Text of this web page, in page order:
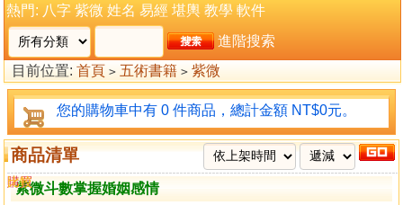
熱門: 八字 紫微 姓名 易經 堪輿 教學 軟件
進階搜索
目前位置: 首頁 > 五術書籍 > 紫微
您的購物車中有 0 件商品，總計金額 NT$0元。
商品清單
紫微斗數掌握婚姻感情
購買
比較